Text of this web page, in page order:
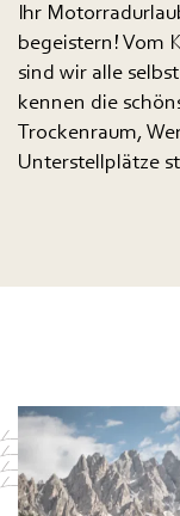
Ihr
begeistern! Vom
sind wir alle
kennen die
Trockenraum,
Unterstellplätze